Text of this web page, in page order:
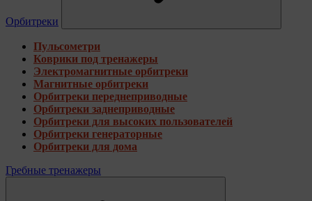
Орбитреки
Пульсометри
Коврики под тренажеры
Электромагнитные орбитреки
Магнитные орбитреки
Орбитреки переднеприводные
Орбитреки заднеприводные
Орбитреки для высоких пользователей
Орбитреки генераторные
Орбитреки для дома
Гребные тренажеры